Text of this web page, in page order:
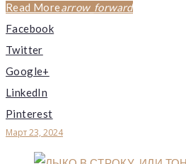
Read Morearrow_forward
Facebook
Twitter
Google+
LinkedIn
Pinterest
Март 23, 2024